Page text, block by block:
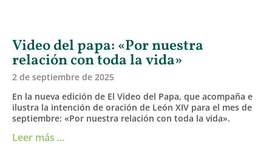
Video del papa: «Por nuestra
relación con toda la vida»
2 de septiembre de 2025
En la nueva edición de El Video del Papa, que acompaña e
ilustra la intención de oración de León XIV para el mes de
septiembre: «Por nuestra relación con toda la vida».
Leer más ...